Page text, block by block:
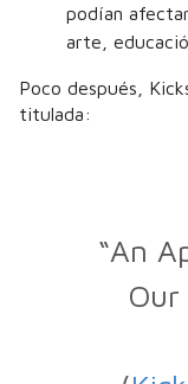
podían
arte,
Poco después,
titulada:
“An